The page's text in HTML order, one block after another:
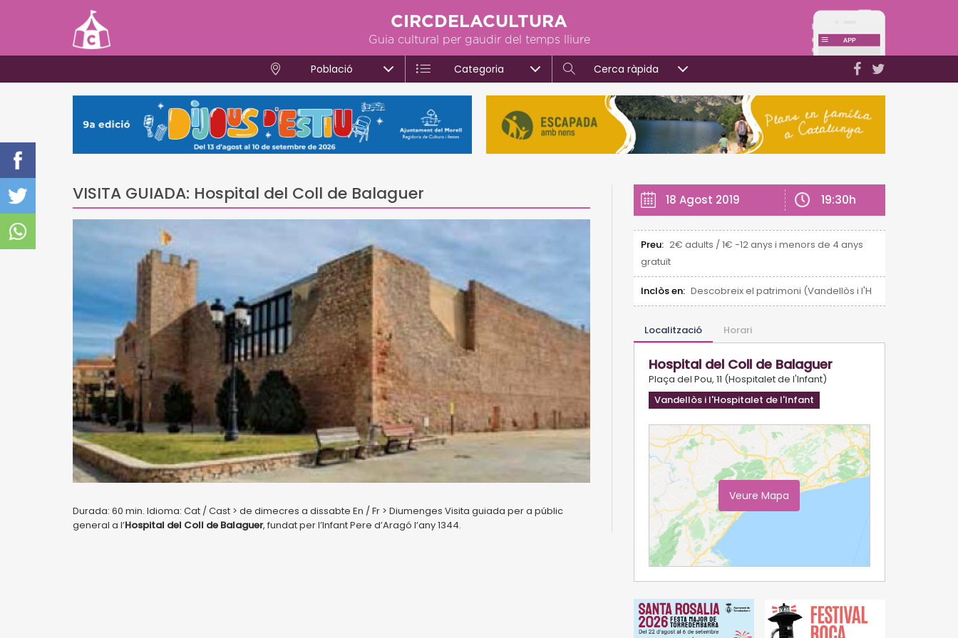
CIRCDELACULTURA
Guia cultural per gaudir del temps lliure
Població Categoria Cerca ràpida
VISITA GUIADA: Hospital del Coll de Balaguer
Durada: 60 min. Idioma: Cat / Cast > de dimecres a dissabte En / Fr > Diumenges Visita guiada per a públic
general a l’Hospital del Coll de Balaguer, fundat per l’Infant Pere d’Aragó l’any 1344.
18 Agost 2019 19:30h
Preu: 2€ adults / 1€ -12 anys i menors de 4 anys
gratuït
Inclòs en: Descobreix el patrimoni (Vandellòs i l'Hospitalet de
Localització Horari
Hospital del Coll de Balaguer
Plaça del Pou, 11 (Hospitalet de l'Infant)
Vandellòs i l'Hospitalet de l'Infant
Veure Mapa